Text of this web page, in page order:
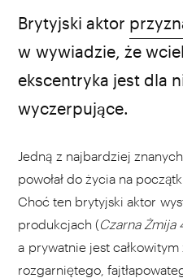
Brytyjski aktor
w wywiadzie, że
ekscentryka jest dla
wyczerpujące.
Jedną z najbardziej
powołał do życia na
Choć ten brytyjski aktor
produkcjach (Czarna Żmija
a prywatnie jest
rozgarniętego,